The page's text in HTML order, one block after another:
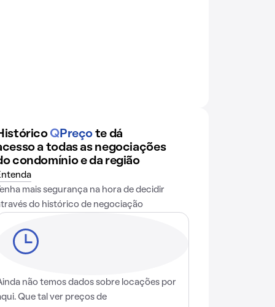
QPreço te dá
a todas as negociações
condomínio e da região
mais segurança na hora de decidir
do histórico de negociação
não temos dados sobre locações por
Que tal ver preços de